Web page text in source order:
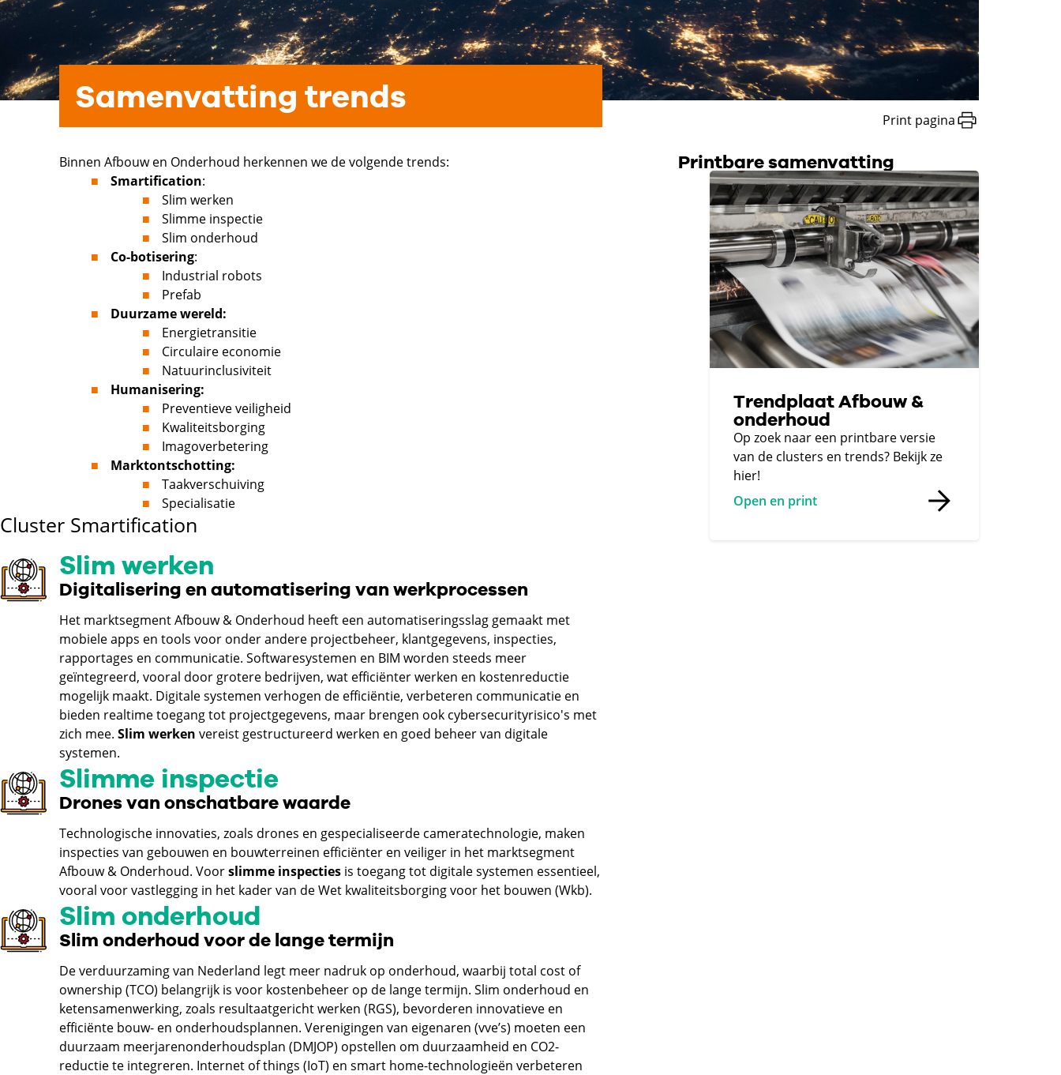
Samenvatting trends
Print pagina
Binnen Afbouw en Onderhoud herkennen we de volgende trends:
Smartification:
Slim werken
Slimme inspectie
Slim onderhoud
Co-botisering:
Industrial robots
Prefab
Duurzame wereld:
Energietransitie
Circulaire economie
Natuurinclusiviteit
Humanisering:
Preventieve veiligheid
Kwaliteitsborging
Imagoverbetering
Marktontschotting:
Taakverschuiving
Specialisatie
Cluster Smartification
Slim werken
Digitalisering en automatisering van werkprocessen
Het marktsegment Afbouw & Onderhoud heeft een automatiseringsslag gemaakt met
mobiele apps en tools voor onder andere projectbeheer, klantgegevens, inspecties,
rapportages en communicatie. Softwaresystemen en BIM worden steeds meer
geïntegreerd, vooral door grotere bedrijven, wat efficiënter werken en kostenreductie
mogelijk maakt. Digitale systemen verhogen de efficiëntie, verbeteren communicatie en
bieden realtime toegang tot projectgegevens, maar brengen ook cybersecurityrisico's met
zich mee. Slim werken vereist gestructureerd werken en goed beheer van digitale
systemen.
Slimme inspectie
Drones van onschatbare waarde
Technologische innovaties, zoals drones en gespecialiseerde cameratechnologie, maken
inspecties van gebouwen en bouwterreinen efficiënter en veiliger in het marktsegment
Afbouw & Onderhoud. Voorslimme inspecties is toegang tot digitale systemen essentieel,
vooral voor vastlegging in het kader van de Wet kwaliteitsborging voor het bouwen (Wkb).
Slim onderhoud
Slim onderhoud voor de lange termijn
De verduurzaming van Nederland legt meer nadruk op onderhoud, waarbij total cost of
ownership (TCO) belangrijk is voor kostenbeheer op de lange termijn. Slim onderhoud en
ketensamenwerking, zoals resultaatgericht werken (RGS), bevorderen innovatieve en
efficiënte bouw- en onderhoudsplannen. Verenigingen van eigenaren (vve’s) moeten een
duurzaam meerjarenonderhoudsplan (DMJOP) opstellen om duurzaamheid en CO2-
reductie te integreren. Internet of things (IoT) en smart home-technologieën verbeteren
Printbare samenvatting
Trendplaat Afbouw &
onderhoud
Op zoek naar een printbare versie
van de clusters en trends? Bekijk ze
hier!
Open en print